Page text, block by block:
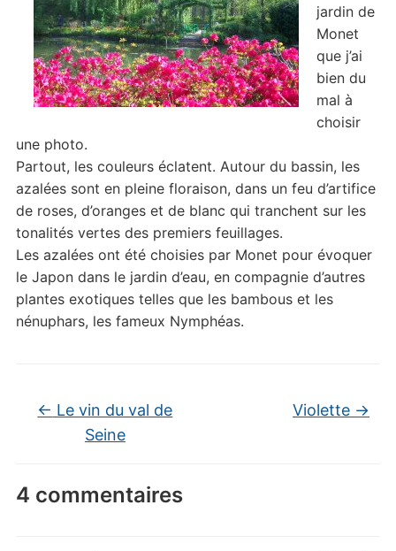
jardin de
Monet
que j’ai
bien du
mal à
choisir
une photo.
Partout, les couleurs éclatent. Autour du bassin, les
azalées sont en pleine floraison, dans un feu d’artifice
de roses, d’oranges et de blanc qui tranchent sur les
tonalités vertes des premiers feuillages.
Les azalées ont été choisies par Monet pour évoquer
le Japon dans le jardin d’eau, en compagnie d’autres
plantes exotiques telles que les bambous et les
nénuphars, les fameux Nymphéas.
← Le vin du val de
Seine
Violette →
4 commentaires